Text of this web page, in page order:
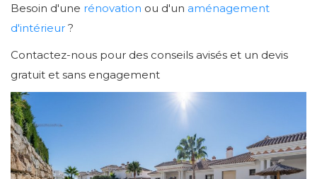
Besoin d'une rénovation ou d'un aménagement
d'intérieur ?
Contactez-nous pour des conseils avisés et un devis
gratuit et sans engagement